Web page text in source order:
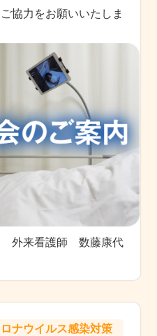
協力をお願いいたしま
外来看護師 数藤康代
ナウイルス感染対策